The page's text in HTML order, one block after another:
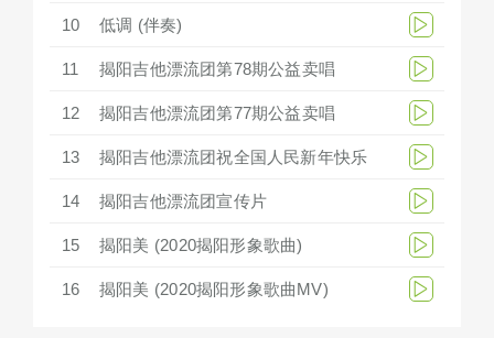
10 低调 (伴奏)
11 揭阳吉他漂流团第78期公益卖唱
12 揭阳吉他漂流团第77期公益卖唱
13 揭阳吉他漂流团祝全国人民新年快乐
14 揭阳吉他漂流团宣传片
15 揭阳美 (2020揭阳形象歌曲)
16 揭阳美 (2020揭阳形象歌曲MV)